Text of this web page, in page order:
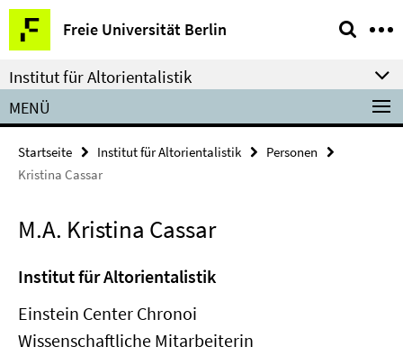
Springe
direkt
zu
Inhalt
Freie Universität Berlin
Service-
Navigation
Institut für Altorientalistik
MENÜ
Startseite Institut für Altorientalistik
Personen
Kristina Cassar
M.A. Kristina Cassar
Institut für Altorientalistik
Einstein Center Chronoi
Wissenschaftliche Mitarbeiterin